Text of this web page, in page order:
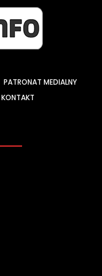
PATRONAT MEDIALNY
KONTAKT